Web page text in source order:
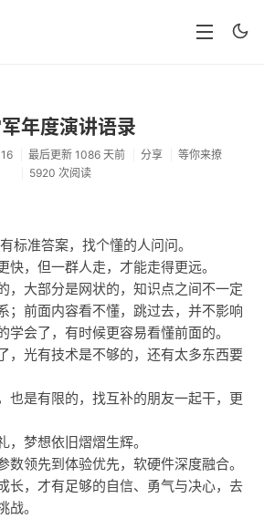
分类
分享
教程
生活
AI
归档
留言
友链
关于
年度演讲语录
最后更新 1086 天前 分享
等你来撩
5920 次阅读
标准答案，找个懂的人问问。
快，但一群人走，才能走得更远。
，大部分是网状的，知识点之间不一定
；前面内容看不懂，跳过去，并不影响
学会了，有时候更容易看懂前面的。
，光有技术是不够的，还有太多东西要
也是有限的，找互补的朋友一起干，更
，梦想依旧熠熠生辉。
数领先到体验优先，软硬件深度融合。
长，才有足够的自信、勇气与决心，去
战。